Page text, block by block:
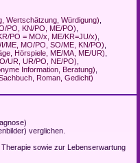
Wertschätzung, Würdigung)
PO, KN/PO, ME/PO)
PO = MO/x, ME/KR=JU/x)
ME, MO/PO, SO/ME, KN/PO)
Hörspiele, ME/MA, ME/UR)
UR, UR/PO, NE/PO)
Information, Beratung)
Roman, Gedicht)
verglichen.
sowie zur Lebenserwartung